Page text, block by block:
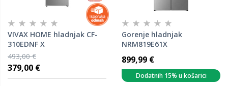
VIVAX HOME hladnjak CF-
310EDNF X
493,00 €
379,00 €
Gorenje hladnjak
NRM819E61X
899,99 €
Dodatnih 15% u košarici